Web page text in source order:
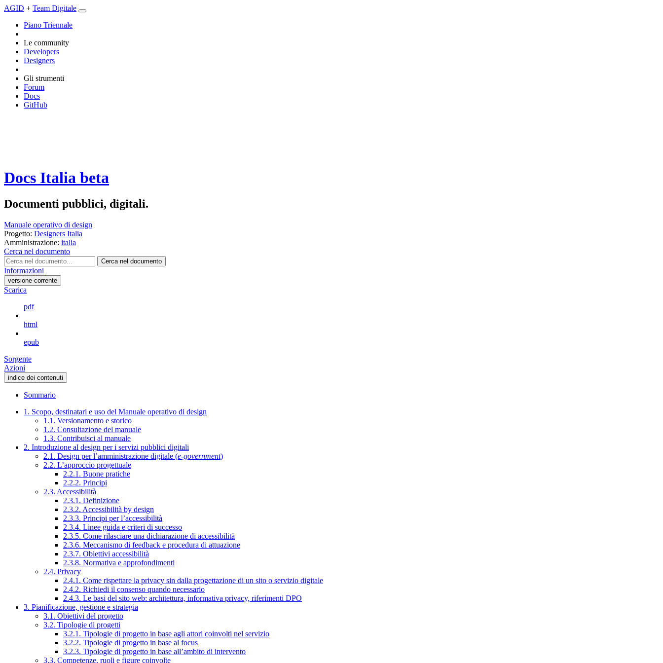
AGID + Team Digitale
Piano Triennale
Le community
Developers
Designers
Gli strumenti
Forum
Docs
GitHub
Docs Italia beta
Documenti pubblici, digitali.
Manuale operativo di design
Progetto: Designers Italia
Amministrazione: italia
Cerca nel documento
Cerca nel documento
Informazioni
versione-corrente
Scarica
pdf
html
epub
Sorgente
Azioni
indice dei contenuti
Sommario
1. Scopo, destinatari e uso del Manuale operativo di design
1.1. Versionamento e storico
1.2. Consultazione del manuale
1.3. Contribuisci al manuale
2. Introduzione al design per i servizi pubblici digitali
2.1. Design per l’amministrazione digitale (e-government)
2.2. L’approccio progettuale
2.2.1. Buone pratiche
2.2.2. Principi
2.3. Accessibilità
2.3.1. Definizione
2.3.2. Accessibilità by design
2.3.3. Principi per l’accessibilità
2.3.4. Linee guida e criteri di successo
2.3.5. Come rilasciare una dichiarazione di accessibilità
2.3.6. Meccanismo di feedback e procedura di attuazione
2.3.7. Obiettivi accessibilità
2.3.8. Normativa e approfondimenti
2.4. Privacy
2.4.1. Come rispettare la privacy sin dalla progettazione di un sito o servizio digitale
2.4.2. Richiedi il consenso quando necessario
2.4.3. Le basi del sito web: architettura, informativa privacy, riferimenti DPO
3. Pianificazione, gestione e strategia
3.1. Obiettivi del progetto
3.2. Tipologie di progetti
3.2.1. Tipologie di progetto in base agli attori coinvolti nel servizio
3.2.2. Tipologie di progetto in base al focus
3.2.3. Tipologie di progetto in base all’ambito di intervento
3.3. Competenze, ruoli e figure coinvolte